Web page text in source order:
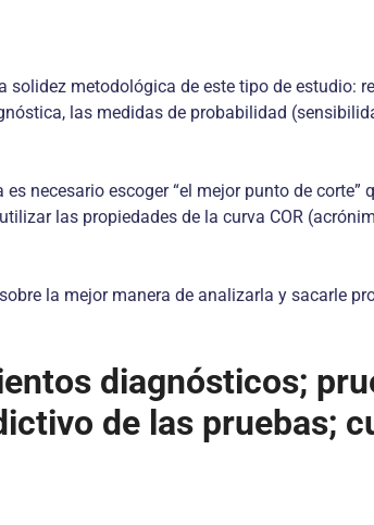
metodológica de este tipo de estudio:
las medidas de probabilidad
necesario escoger “el mejor punto de corte”
las propiedades de la curva COR
la mejor manera de analizarla y sacarle
diagnósticos;
de las pruebas;